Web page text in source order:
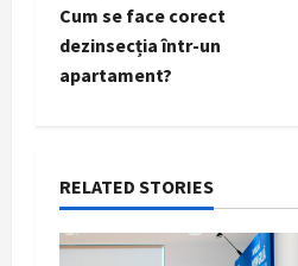
t
n
v
i
Cum se face corect
dezinsecția într-un
apartament?
RELATED STORIES